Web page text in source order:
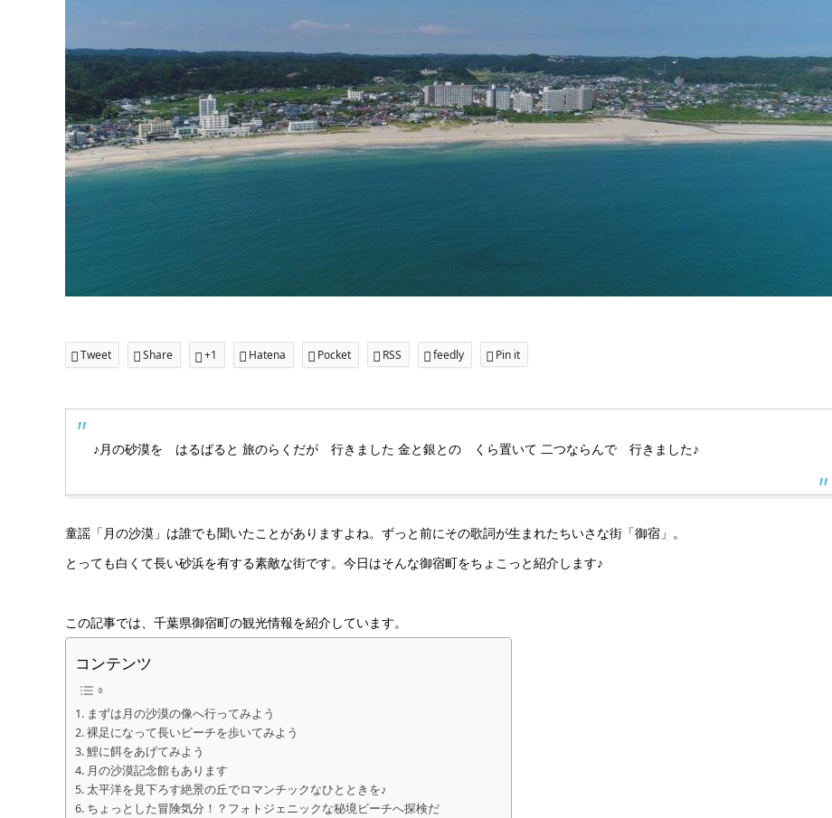
Tweet Share +1 Hatena Pocket RSS feedly Pin it
♪月の砂漠を はるばると 旅のらくだが 行きました 金と銀との くら置いて 二つならんで 行きました♪
童謡「月の沙漠」は誰でも聞いたことがありますよね。ずっと前にその歌詞が生まれたちいさな街「御宿」。
とっても白くて長い砂浜を有する素敵な街です。今日はそんな御宿町をちょこっと紹介します♪
この記事では、千葉県御宿町の観光情報を紹介しています。
コンテンツ
まずは月の沙漠の像へ行ってみよう
裸足になって長いビーチを歩いてみよう
鯉に餌をあげてみよう
月の沙漠記念館もあります
太平洋を見下ろす絶景の丘でロマンチックなひとときを♪
ちょっとした冒険気分！？フォトジェニックな秘境ビーチへ探検だ